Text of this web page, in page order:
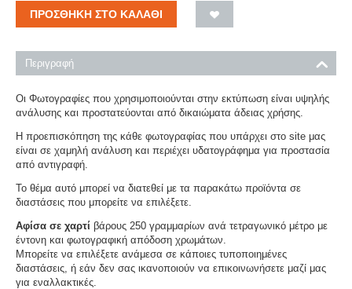
ΠΡΟΣΘΉΚΗ ΣΤΟ ΚΑΛΆΘΙ
Περιγραφή
Οι Φωτογραφίες που χρησιμοποιούνται στην εκτύπωση είναι υψηλής
ανάλυσης και προστατεύονται από δικαιώματα άδειας χρήσης.
Η προεπισκόπηση της κάθε φωτογραφίας που υπάρχει στο site μας
είναι σε χαμηλή ανάλυση και περιέχει υδατογράφημα για προστασία
από αντιγραφή.
Το θέμα αυτό μπορεί να διατεθεί με τα παρακάτω προϊόντα σε
διαστάσεις που μπορείτε να επιλέξετε.
Αφίσα σε χαρτί βάρους 250 γραμμαρίων ανά τετραγωνικό μέτρο με
έντονη και φωτογραφική απόδοση χρωμάτων.
Μπορείτε να επιλέξετε ανάμεσα σε κάποιες τυποποιημένες
διαστάσεις, ή εάν δεν σας ικανοποιούν να επικοινωνήσετε μαζί μας
για εναλλακτικές.